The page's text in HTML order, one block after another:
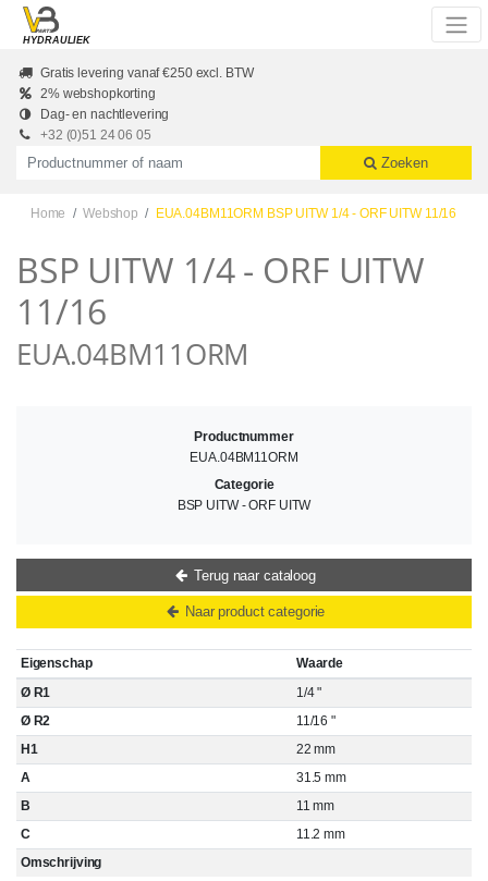
Skip to main content
HYDRAULIEK
Gratis levering vanaf €250 excl. BTW
2% webshopkorting
Dag- en nachtlevering
+32 (0)51 24 06 05
Productnummer of naam
Zoeken
Home Webshop EUA.04BM11ORM BSP UITW 1/4 - ORF UITW 11/16
BSP UITW 1/4 - ORF UITW
11/16
EUA.04BM11ORM
Eigenschap
Waarde
Ø R1
1/4 "
Ø R2
11/16 "
H1
22 mm
A
31.5 mm
B
11 mm
C
11.2 mm
Omschrijving
Productnummer
EUA.04BM11ORM
Categorie
BSP UITW - ORF UITW
Terug naar cataloog
Naar product categorie